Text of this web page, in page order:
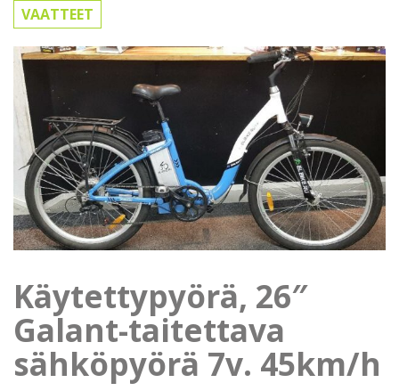
VAATTEET
Käytettypyörä, 26″
Galant-taitettava
sähköpyörä 7v. 45km/h